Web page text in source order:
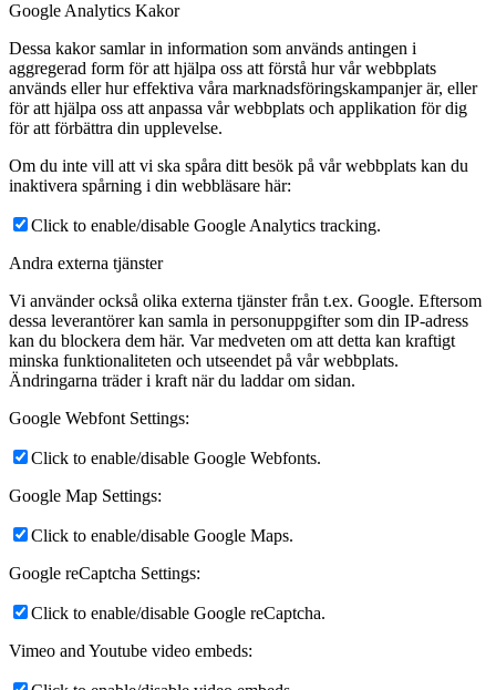
Google Analytics Kakor
Dessa kakor samlar in information som används antingen i
aggregerad form för att hjälpa oss att förstå hur vår webbplats
används eller hur effektiva våra marknadsföringskampanjer är, eller
för att hjälpa oss att anpassa vår webbplats och applikation för dig
för att förbättra din upplevelse.
Om du inte vill att vi ska spåra ditt besök på vår webbplats kan du
inaktivera spårning i din webbläsare här:
Click to enable/disable Google Analytics tracking.
Andra externa tjänster
Vi använder också olika externa tjänster från t.ex. Google. Eftersom
dessa leverantörer kan samla in personuppgifter som din IP-adress
kan du blockera dem här. Var medveten om att detta kan kraftigt
minska funktionaliteten och utseendet på vår webbplats.
Ändringarna träder i kraft när du laddar om sidan.
Google Webfont Settings:
Click to enable/disable Google Webfonts.
Google Map Settings:
Click to enable/disable Google Maps.
Google reCaptcha Settings:
Click to enable/disable Google reCaptcha.
Vimeo and Youtube video embeds: